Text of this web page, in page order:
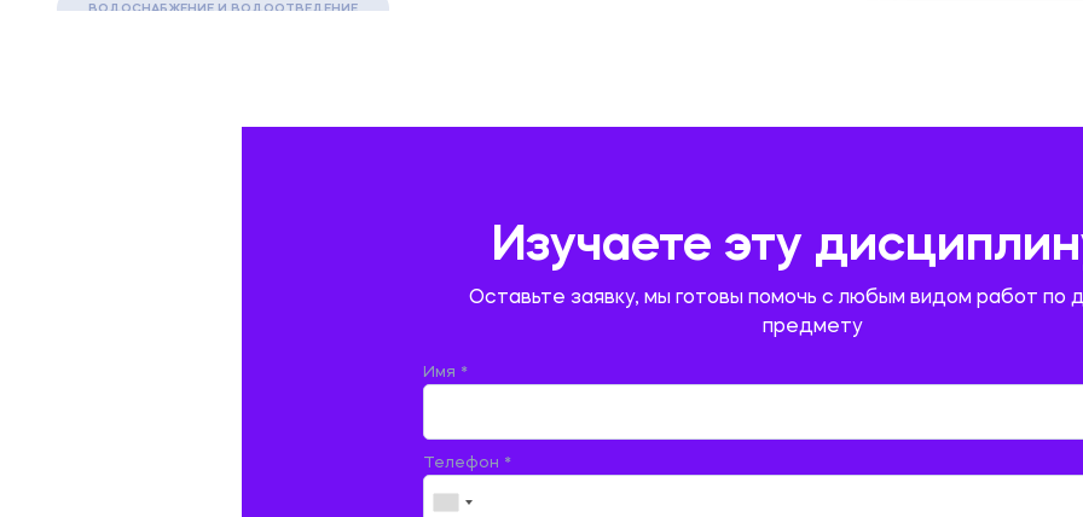
ВОДОСНАБЖЕНИЕ И ВОДООТВЕДЕНИЕ
Изучаете эту
Оставьте заявку, мы готовы помочь с любым видом работ по
предмету
Имя *
Телефон *